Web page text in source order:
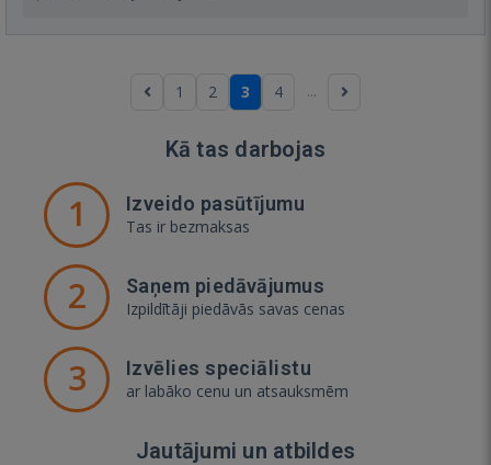
1 2 3 4 ...
Kā tas darbojas
1 Izveido pasūtījumu
Tas ir bezmaksas
2 Saņem piedāvājumus
Izpildītāji piedāvās savas cenas
3 Izvēlies speciālistu
ar labāko cenu un atsauksmēm
Jautājumi un atbildes